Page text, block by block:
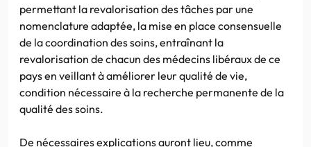
permettant la revalorisation des tâches par une
nomenclature adaptée, la mise en place consensuelle
de la coordination des soins, entraînant la
revalorisation de chacun des médecins libéraux de ce
pays en veillant à améliorer leur qualité de vie,
condition nécessaire à la recherche permanente de la
qualité des soins.
De nécessaires explications auront lieu, comme